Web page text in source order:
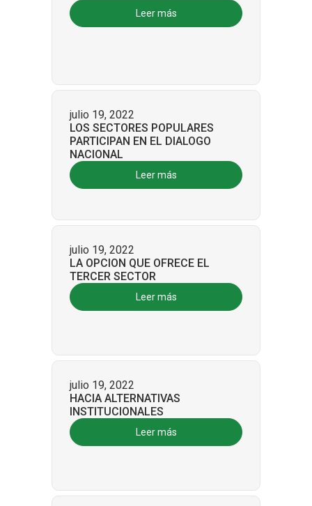
Leer más
julio 19, 2022
LOS SECTORES POPULARES
PARTICIPAN EN EL DIALOGO
NACIONAL
Leer más
julio 19, 2022
LA OPCION QUE OFRECE EL
TERCER SECTOR
Leer más
julio 19, 2022
HACIA ALTERNATIVAS
INSTITUCIONALES
Leer más